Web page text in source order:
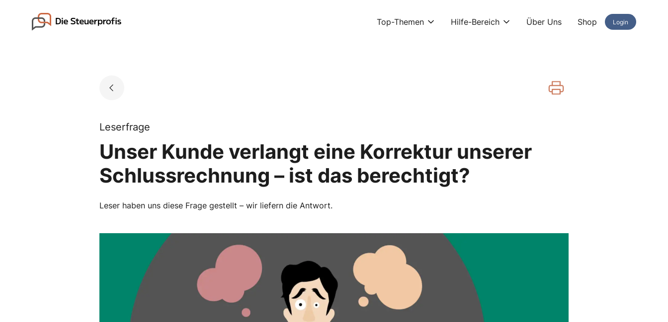
Go to landing page. Top-Themen Hilfe-Bereich Über Uns Shop Login
Leserfrage
Unser Kunde verlangt eine Korrektur unserer
Schlussrechnung – ist das berechtigt?
Leser haben uns diese Frage gestellt – wir liefern die Antwort.